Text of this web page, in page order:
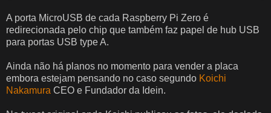
A porta MicroUSB de cada Raspberry Pi Zero é
redirecionada pelo chip que também faz papel de hub USB
para portas USB type A.
Ainda não há planos no momento para vender a placa
embora estejam pensando no caso segundo Koichi
Nakamura CEO e Fundador da Idein.